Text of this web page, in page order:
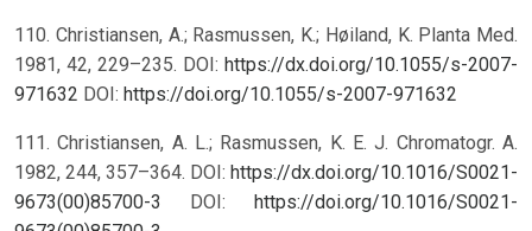
110. Christiansen, A.; Rasmussen, K.; Høiland, K. Planta Med.
1981, 42, 229–235. DOI: https://dx.doi.org/10.1055/s-2007-
971632 DOI: https://doi.org/10.1055/s-2007-971632
111. Christiansen, A. L.; Rasmussen, K. E. J. Chromatogr. A.
1982, 244, 357–364. DOI: https://dx.doi.org/10.1016/S0021-
9673(00)85700-3
DOI: https://doi.org/10.1016/S0021-